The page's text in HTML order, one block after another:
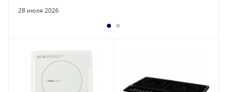
28 июля 2026